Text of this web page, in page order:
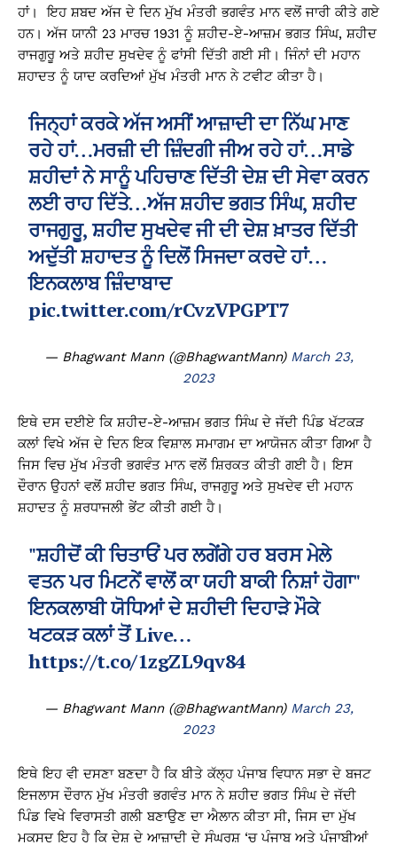
ਹਾਂ। ਇਹ ਸ਼ਬਦ ਅੱਜ ਦੇ ਦਿਨ ਮੁੱਖ ਮੰਤਰੀ ਭਗਵੰਤ ਮਾਨ ਵਲੋਂ ਜਾਰੀ ਕੀਤੇ ਗਏ
ਹਨ। ਅੱਜ ਯਾਨੀ 23 ਮਾਰਚ 1931 ਨੂੰ ਸ਼ਹੀਦ-ਏ-ਆਜ਼ਮ ਭਗਤ ਸਿੰਘ, ਸ਼ਹੀਦ
ਰਾਜਗੁਰੂ ਅਤੇ ਸ਼ਹੀਦ ਸੁਖਦੇਵ ਨੂੰ ਫਾਂਸੀ ਦਿੱਤੀ ਗਈ ਸੀ। ਜਿੰਨਾਂ ਦੀ ਮਹਾਨ
ਸ਼ਹਾਦਤ ਨੂੰ ਯਾਦ ਕਰਦਿਆਂ ਮੁੱਖ ਮੰਤਰੀ ਮਾਨ ਨੇ ਟਵੀਟ ਕੀਤਾ ਹੈ।
ਜਿਨ੍ਹਾਂ ਕਰਕੇ ਅੱਜ ਅਸੀਂ ਆਜ਼ਾਦੀ ਦਾ ਨਿੱਘ ਮਾਣ
ਰਹੇ ਹਾਂ…ਮਰਜ਼ੀ ਦੀ ਜ਼ਿੰਦਗੀ ਜੀਅ ਰਹੇ ਹਾਂ…ਸਾਡੇ
ਸ਼ਹੀਦਾਂ ਨੇ ਸਾਨੂੰ ਪਹਿਚਾਣ ਦਿੱਤੀ ਦੇਸ਼ ਦੀ ਸੇਵਾ ਕਰਨ
ਲਈ ਰਾਹ ਦਿੱਤੇ…ਅੱਜ ਸ਼ਹੀਦ ਭਗਤ ਸਿੰਘ, ਸ਼ਹੀਦ
ਰਾਜਗੁਰੂ, ਸ਼ਹੀਦ ਸੁਖਦੇਵ ਜੀ ਦੀ ਦੇਸ਼ ਖ਼ਾਤਰ ਦਿੱਤੀ
ਅਦੁੱਤੀ ਸ਼ਹਾਦਤ ਨੂੰ ਦਿਲੋਂ ਸਿਜਦਾ ਕਰਦੇ ਹਾਂ…
ਇਨਕਲਾਬ ਜ਼ਿੰਦਾਬਾਦ
pic.twitter.com/rCvzVPGPT7
— Bhagwant Mann (@BhagwantMann) March 23,
2023
ਇਥੇ ਦਸ ਦਈਏ ਕਿ ਸ਼ਹੀਦ-ਏ-ਆਜ਼ਮ ਭਗਤ ਸਿੰਘ ਦੇ ਜੱਦੀ ਪਿੰਡ ਖੱਟਕੜ
ਕਲਾਂ ਵਿਖੇ ਅੱਜ ਦੇ ਦਿਨ ਇਕ ਵਿਸ਼ਾਲ ਸਮਾਗਮ ਦਾ ਆਯੋਜਨ ਕੀਤਾ ਗਿਆ ਹੈ
ਜਿਸ ਵਿਚ ਮੁੱਖ ਮੰਤਰੀ ਭਗਵੰਤ ਮਾਨ ਵਲੋਂ ਸ਼ਿਰਕਤ ਕੀਤੀ ਗਈ ਹੈ। ਇਸ
ਦੌਰਾਨ ਉਹਨਾਂ ਵਲੋਂ ਸ਼ਹੀਦ ਭਗਤ ਸਿੰਘ, ਰਾਜਗੁਰੂ ਅਤੇ ਸੁਖਦੇਵ ਦੀ ਮਹਾਨ
ਸ਼ਹਾਦਤ ਨੂੰ ਸ਼ਰਧਾਜਲੀ ਭੇਂਟ ਕੀਤੀ ਗਈ ਹੈ।
"ਸ਼ਹੀਦੋਂ ਕੀ ਚਿਤਾਓਂ ਪਰ ਲਗੇਂਗੇ ਹਰ ਬਰਸ ਮੇਲੇ
ਵਤਨ ਪਰ ਮਿਟਨੇਂ ਵਾਲੋਂ ਕਾ ਯਹੀ ਬਾਕੀ ਨਿਸ਼ਾਂ ਹੋਗਾ"
ਇਨਕਲਾਬੀ ਯੋਧਿਆਂ ਦੇ ਸ਼ਹੀਦੀ ਦਿਹਾੜੇ ਮੌਕੇ
ਖਟਕੜ ਕਲਾਂ ਤੋਂ Live…
https://t.co/1zgZL9qv84
— Bhagwant Mann (@BhagwantMann) March 23,
2023
ਇਥੇ ਇਹ ਵੀ ਦਸਣਾ ਬਣਦਾ ਹੈ ਕਿ ਬੀਤੇ ਕੱਲ੍ਹ ਪੰਜਾਬ ਵਿਧਾਨ ਸਭਾ ਦੇ ਬਜਟ
ਇਜਲਾਸ ਦੌਰਾਨ ਮੁੱਖ ਮੰਤਰੀ ਭਗਵੰਤ ਮਾਨ ਨੇ ਸ਼ਹੀਦ ਭਗਤ ਸਿੰਘ ਦੇ ਜੱਦੀ
ਪਿੰਡ ਵਿਖੇ ਵਿਰਾਸਤੀ ਗਲੀ ਬਣਾਉਣ ਦਾ ਐਲਾਨ ਕੀਤਾ ਸੀ, ਜਿਸ ਦਾ ਮੁੱਖ
ਮਕਸਦ ਇਹ ਹੈ ਕਿ ਦੇਸ਼ ਦੇ ਆਜ਼ਾਦੀ ਦੇ ਸੰਘਰਸ਼ ‘ਚ ਪੰਜਾਬ ਅਤੇ ਪੰਜਾਬੀਆਂ